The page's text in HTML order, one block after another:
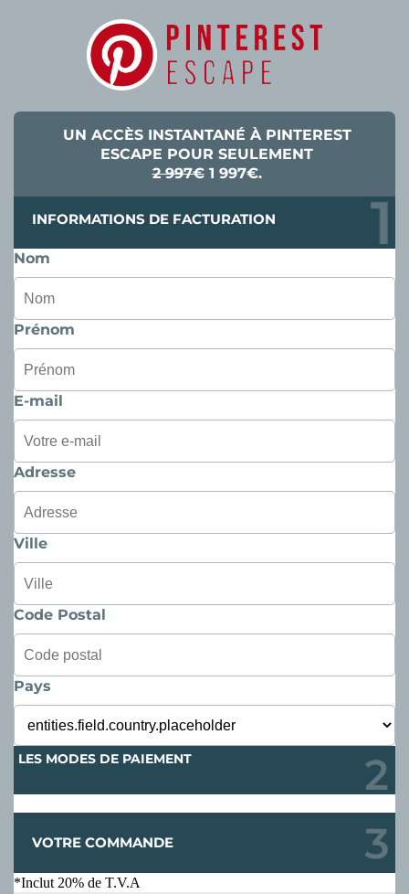
UN ACCÈS INSTANTANÉ À PINTEREST
ESCAPE POUR SEULEMENT
2 997€1 997€.
INFORMATIONS DE FACTURATION
Nom
Prénom
E-mail
Adresse
Ville
Code Postal
Pays
LES MODES DE PAIEMENT
VOTRE COMMANDE
*Inclut 20% de T.V.A